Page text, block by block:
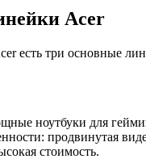
Acer
есть три основные
ноутбуки для
продвинутая
стоимость.